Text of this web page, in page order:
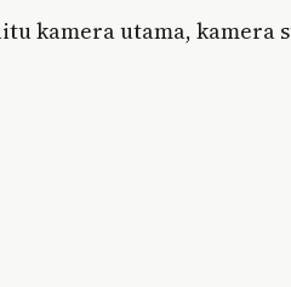
kamera utama, kamera